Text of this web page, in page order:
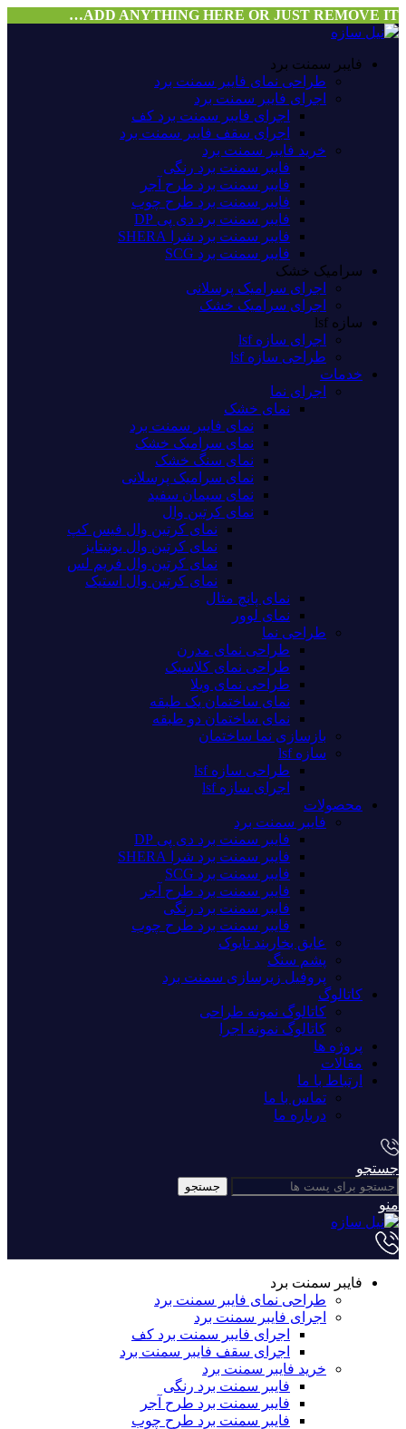
ADD ANYTHING HERE OR JUST REMOVE IT…
فایبر سمنت برد
طراحی نمای فایبر سمنت برد
اجرای فایبر سمنت برد
اجرای فایبر سمنت برد کف
اجرای سقف فایبر سمنت برد
خرید فایبر سمنت برد
فایبر سمنت برد رنگی
فایبر سمنت برد طرح آجر
فایبر سمنت برد طرح چوب
فایبر سمنت برد دی پی DP
فایبر سمنت برد شرا SHERA
فایبر سمنت برد SCG
سرامیک خشک
اجرای سرامیک پرسلانی
اجرای سرامیک خشک
سازه lsf
اجرای سازه lsf
طراحی سازه lsf
خدمات
اجرای نما
نمای خشک
نمای فایبر سمنت برد
نمای سرامیک خشک
نمای سنگ خشک
نمای سرامیک پرسلانی
نمای سیمان سفید
نمای کرتین وال
نمای کرتین وال فیس کپ
نمای کرتین وال یونیتایز
نمای کرتین وال فریم لس
نمای کرتین وال استیک
نمای پانچ متال
نمای لوور
طراحی نما
طراحی نمای مدرن
طراحی نمای کلاسیک
طراحی نمای ویلا
نمای ساختمان یک طبقه
نمای ساختمان دو طبقه
بازسازی نما ساختمان
سازه lsf
طراحی سازه lsf
اجرای سازه lsf
محصولات
فایبر سمنت برد
فایبر سمنت برد دی پی DP
فایبر سمنت برد شرا SHERA
فایبر سمنت برد SCG
فایبر سمنت برد طرح آجر
فایبر سمنت برد رنگی
فایبر سمنت برد طرح چوب
عایق بخاربند تایوک
پشم سنگ
پروفیل زیرسازی سمنت برد
کاتالوگ
کاتالوگ نمونه طراحی
کاتالوگ نمونه اجرا
پروژه ها
مقالات
ارتباط با ما
تماس با ما
درباره ما
جستجو
جستجو
منو
فایبر سمنت برد
طراحی نمای فایبر سمنت برد
اجرای فایبر سمنت برد
اجرای فایبر سمنت برد کف
اجرای سقف فایبر سمنت برد
خرید فایبر سمنت برد
فایبر سمنت برد رنگی
فایبر سمنت برد طرح آجر
فایبر سمنت برد طرح چوب